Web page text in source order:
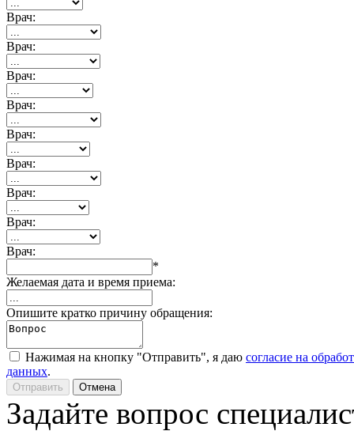
Врач:
Врач:
Врач:
Врач:
Врач:
Врач:
Врач:
Врач:
Врач:
*
Желаемая дата и время приема:
Опишите кратко причину обращения:
Нажимая на кнопку "Отправить", я даю согласие на
данных.
Задайте вопрос